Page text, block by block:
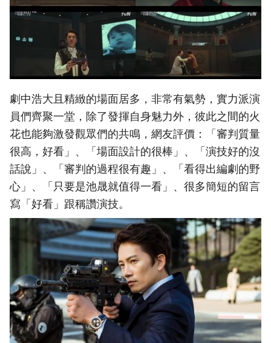
劇中浩大且精緻的場面居多，非常有氣勢，實力派演
員們齊聚一堂，除了發揮自身魅力外，彼此之間的火
花也能夠激發觀眾們的共鳴，網友評價：「審判質量
很高，好看」、「場面設計的很棒」、「演技好的沒
話說」、「審判的過程很有趣」、「看得出編劇的野
心」、「只要是池晟就值得一看」、很多簡短的留言
寫「好看」跟稱讚演技。